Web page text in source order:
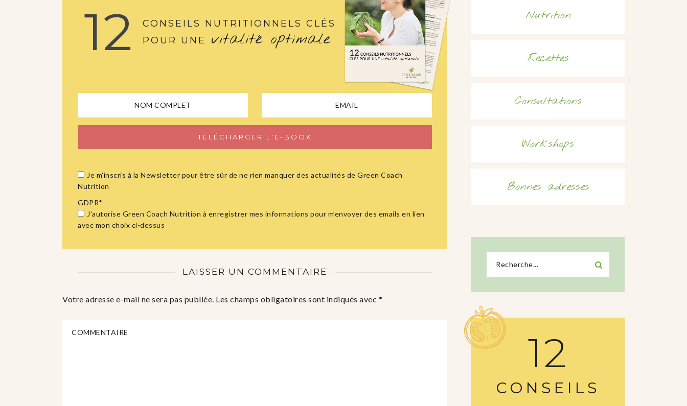
12
CONSEILS NUTRITIONNELS CLÉS
POUR UNE
vitalité optimale
Je m'inscris à la Newsletter pour être sûr de ne rien manquer des actualités de Green Coach
Nutrition
GDPR*
J’autorise Green Coach Nutrition à enregistrer mes informations pour m’envoyer des emails en lien
avec mon choix ci-dessus
LAISSER UN COMMENTAIRE
Votre adresse e-mail ne sera pas publiée. Les champs obligatoires sont indiqués avec *
Nutrition
Recettes
Consultations
Workshops
Bonnes adresses
12
CONSEILS